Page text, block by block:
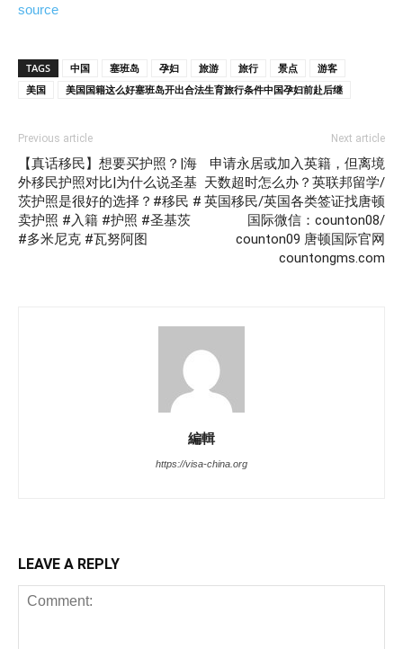
source
TAGS 中国 塞班岛 孕妇 旅游 旅行 景点
游客
美国
美国国籍这么好塞班岛开出合法生育旅行条件中国孕妇前赴后继
Previous article
【真话移民】想要买护照？|海
外移民护照对比|为什么说圣基
茨护照是很好的选择？#移民 #
卖护照 #入籍 #护照 #圣基茨
#多米尼克 #瓦努阿图
Next article
申请永居或加入英籍，但离境
天数超时怎么办？英联邦留学/
英国移民/英国各类签证找唐顿
国际微信：counton08/
counton09 唐顿国际官网
countongms.com
編輯
https://visa-china.org
LEAVE A REPLY